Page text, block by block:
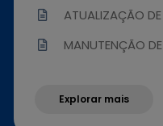
ATUALIZAÇÃO
MANUTENÇÃO
Explorar mais